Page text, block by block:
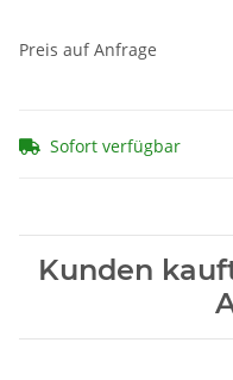
Preis auf Anfrage
Sofort verfügbar
Kunden